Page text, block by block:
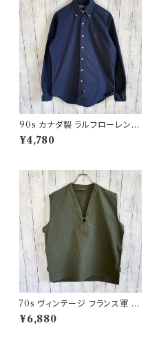
90s カナダ製 ラルフローレン
ボタンダウンシャツ Ralph Laur
en
¥4,780
70s ヴィンテージ フランス軍 G
AOベスト ミリタリーベスト ユ
ーロミリタリー
¥6,880